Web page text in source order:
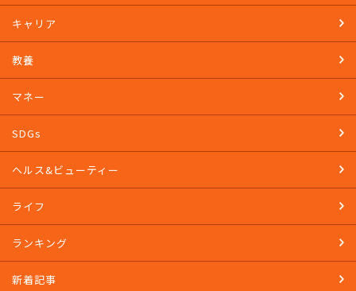
キャリア
教養
マネー
SDGs
ヘルス&ビューティー
ライフ
ランキング
新着記事